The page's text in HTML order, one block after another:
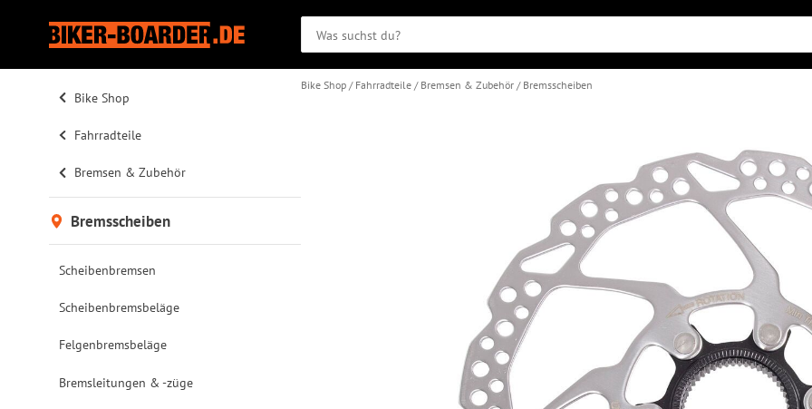
Bike Shop
Fahrradteile
Bremsen & Zubehör
Bremsscheiben
Scheibenbremsen
Scheibenbremsbeläge
Felgenbremsbeläge
Bremsleitungen & -züge
Bike Shop Fahrradteile Bremsen & Zubehör Bremsscheiben